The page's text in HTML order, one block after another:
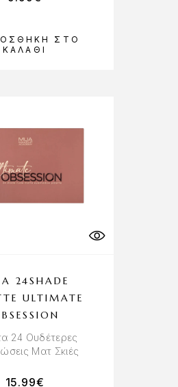
ΣΤΟ
ΚΑΛΆΘΙ
24SHADE
ULTIMATE
24 Ουδέτερες
Ματ Σκιές
15.99€